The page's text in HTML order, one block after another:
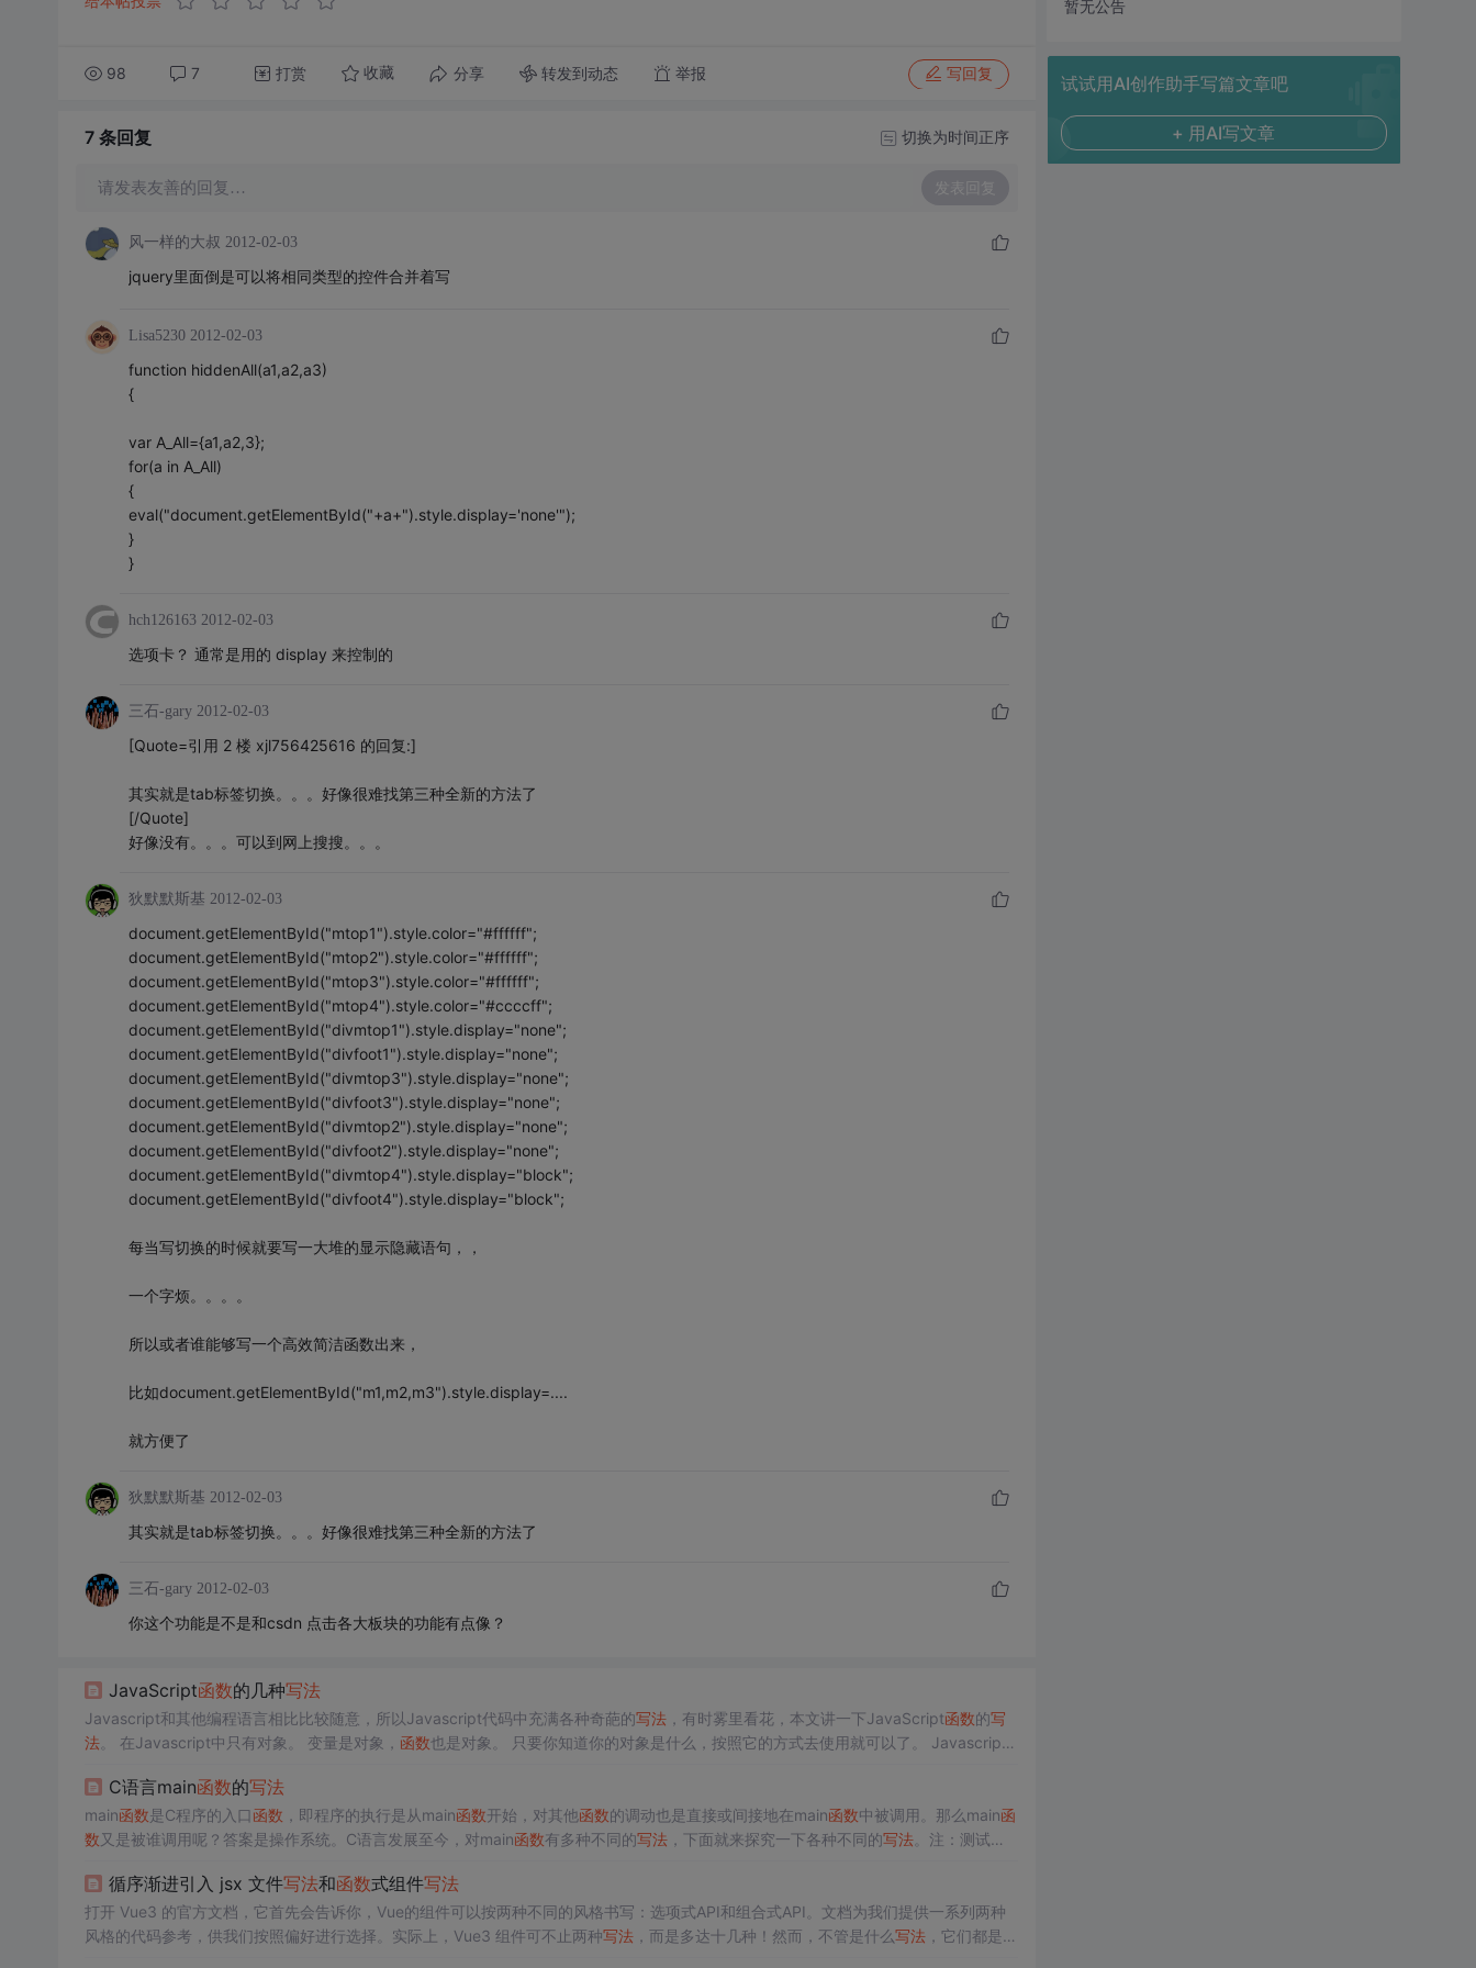
98 7 打赏 收藏 分享 转发到动态 举报 写回复
7 条回复 切换为时间正序
请发表友善的回复… 发表回复
风一样的大叔 2012-02-03
jquery里面倒是可以将相同类型的控件合并着写
Lisa5230 2012-02-03
function hiddenAll(a1,a2,a3)
{
var A_All={a1,a2,3};
for(a in A_All)
{
eval("document.getElementById("+a+").style.display='none'");
}
}
hch126163 2012-02-03
选项卡？ 通常是用的 display 来控制的
三石-gary 2012-02-03
[Quote=引用 2 楼 xjl756425616 的回复:]
其实就是tab标签切换。。。好像很难找第三种全新的方法了
[/Quote]
好像没有。。。可以到网上搜搜。。。
狄默默斯基 2012-02-03
document.getElementById("mtop1").style.color="#ffffff";
document.getElementById("mtop2").style.color="#ffffff";
document.getElementById("mtop3").style.color="#ffffff";
document.getElementById("mtop4").style.color="#ccccff";
document.getElementById("divmtop1").style.display="none";
document.getElementById("divfoot1").style.display="none";
document.getElementById("divmtop3").style.display="none";
document.getElementById("divfoot3").style.display="none";
document.getElementById("divmtop2").style.display="none";
document.getElementById("divfoot2").style.display="none";
document.getElementById("divmtop4").style.display="block";
document.getElementById("divfoot4").style.display="block";
每当写切换的时候就要写一大堆的显示隐藏语句，，
一个字烦。。。。
所以或者谁能够写一个高效简洁函数出来，
比如document.getElementById("m1,m2,m3").style.display=....
就方便了
狄默默斯基 2012-02-03
其实就是tab标签切换。。。好像很难找第三种全新的方法了
三石-gary 2012-02-03
你这个功能是不是和csdn 点击各大板块的功能有点像？
JavaScript函数的几种写法
Javascript和其他编程语言相比比较随意，所以Javascript代码中充满各种奇葩的写法，有时雾里看花，本文讲一下JavaScript函数的写
法。 在Javascript中只有对象。 变量是对象， 函数也是对象。 只要你知道你的对象是什么，按照它的方式去使用就可以了。 Javascript
C语言main函数的写法
main函数是C程序的入口函数 ，即程序的执行是从main函数开始，对其他函数的调动也是直接或间接地在main函数中被调用。那么main函
数又是被谁调用呢？答案是操作系统。C语言发展至今，对main函数有多种不同的写法，下面就来探究一下各种不同的写法。注：测试环
循序渐进引入 jsx 文件写法和函数式组件写法
打开 Vue3 的官方文档，它首先会告诉你，Vue的组件可以按两种不同的风格书写：选项式API和组合式API。文档为我们提供一系列两种
风格的代码参考，供我们按照偏好进行选择。实际上，Vue3 组件可不止两种写法，而是多达十几种！然而，不管是什么写法，它们都是基
暂无公告
试试用AI创作助手写篇文章吧
+ 用AI写文章